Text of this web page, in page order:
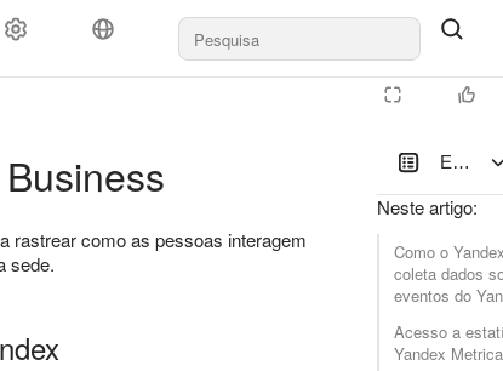
Neste artigo:
Como o
coleta dados
eventos do
Acesso a
Yandex Metrica
rastrear como as pessoas interagem
sede.